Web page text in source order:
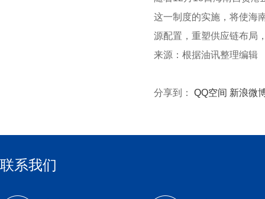
这一制度的实施，将使海
源配置，重塑供应链布局
来源：根据油讯整理编辑
分享到： QQ空间 新浪微
联系我们